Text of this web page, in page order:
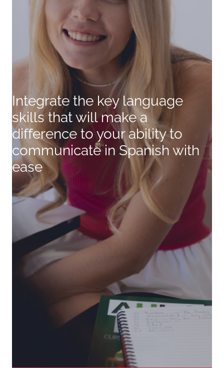
Integrate the key language
skills that will make a
difference to your ability to
communicate in Spanish with
ease